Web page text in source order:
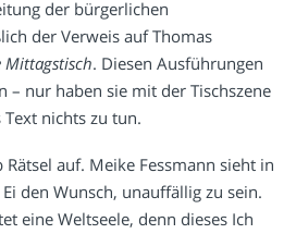
der bürgerlichen
der Verweis auf Thomas
Mittagstisch. Diesen Ausführungen
– nur haben sie mit der Tischszene
nichts zu tun.
Rätsel auf. Meike Fessmann sieht in
den Wunsch, unauffällig zu sein.
eine Weltseele, denn dieses Ich